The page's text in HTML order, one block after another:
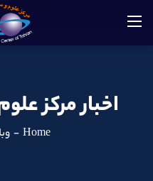
اخبار مرکز
Home
-